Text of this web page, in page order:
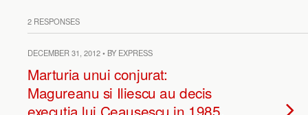
2 RESPONSES
DECEMBER 31, 2012 • BY EXPRESS
Marturia unui conjurat:
Magureanu si Iliescu au decis
executia lui Ceausescu in 1985.